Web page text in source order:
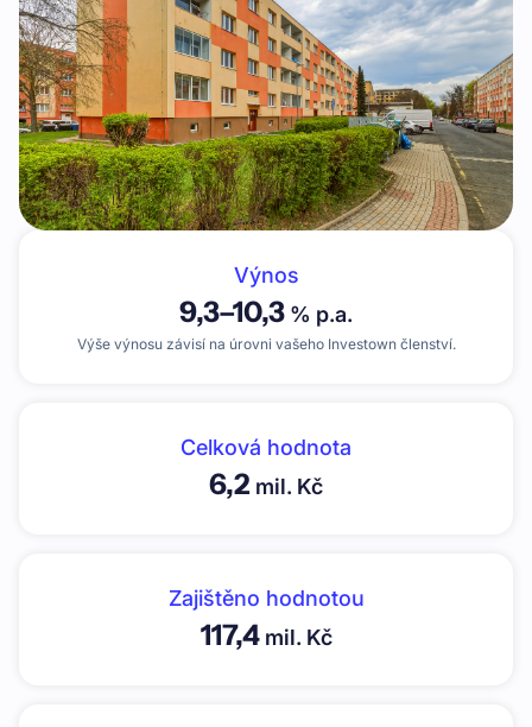
Výnos
9,3–10,3 % p.a.
Výše výnosu závisí na úrovni vašeho Investown členství.
Celková hodnota
6,2 mil. Kč
Zajištěno hodnotou
117,4mil. Kč